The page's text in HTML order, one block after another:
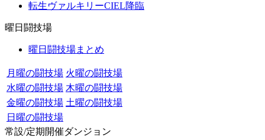
転生ヴァルキリーCIEL降臨
曜日闘技場
曜日闘技場まとめ
月曜の闘技場 火曜の闘技場
水曜の闘技場 木曜の闘技場
金曜の闘技場 土曜の闘技場
日曜の闘技場
常設/定期開催ダンジョン